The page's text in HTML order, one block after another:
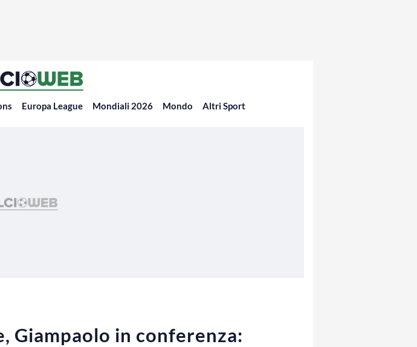
Europa League Mondiali 2026 Mondo Altri Sport
Giampaolo in conferenza: